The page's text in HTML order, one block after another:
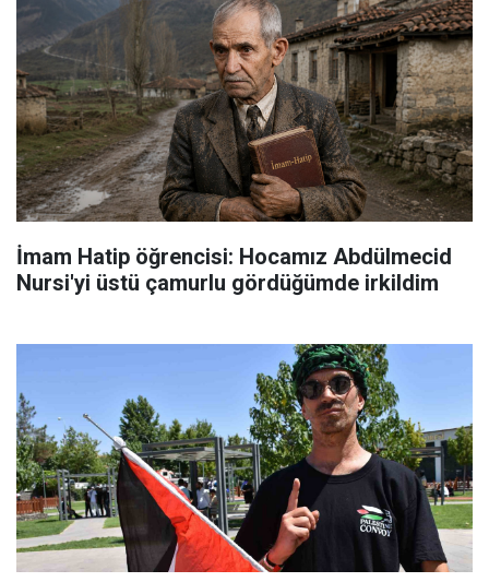
İmam Hatip öğrencisi: Hocamız Abdülmecid
Nursi'yi üstü çamurlu gördüğümde irkildim